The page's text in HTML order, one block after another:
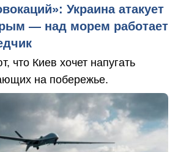
Украина атакует
— над морем работает
что Киев хочет напугать
на побережье.